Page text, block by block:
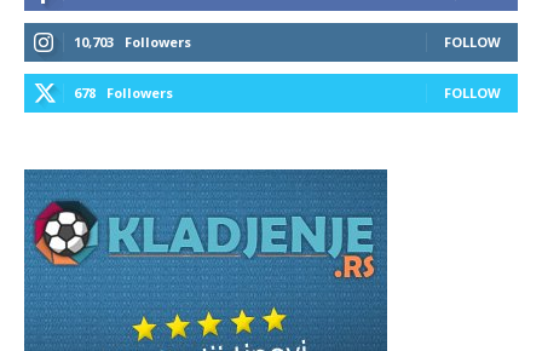
10,703 Followers FOLLOW
678 Followers FOLLOW